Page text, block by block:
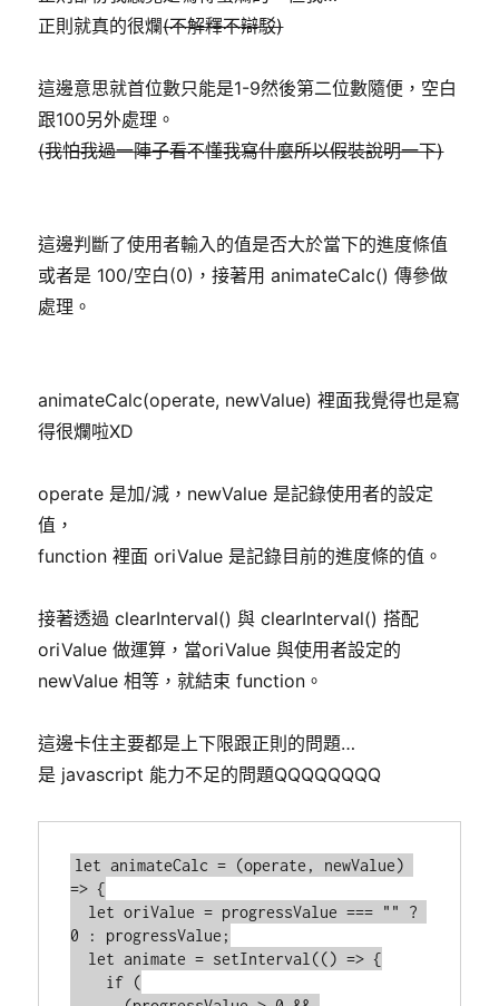
正則就真的很爛(不解釋不辯駁)
這邊意思就首位數只能是1-9然後第二位數隨便，空白
跟100另外處理。
(我怕我過一陣子看不懂我寫什麼所以假裝說明一下)
這邊判斷了使用者輸入的值是否大於當下的進度條值
或者是 100/空白(0)，接著用 animateCalc() 傳參做
處理。
animateCalc(operate, newValue) 裡面我覺得也是寫
得很爛啦XD
operate 是加/減，newValue 是記錄使用者的設定
值，
function 裡面 oriValue 是記錄目前的進度條的值。
接著透過 clearInterval() 與 clearInterval() 搭配
oriValue 做運算，當oriValue 與使用者設定的
newValue 相等，就結束 function。
這邊卡住主要都是上下限跟正則的問題…
是 javascript 能力不足的問題QQQQQQQQ
let animateCalc = (operate, newValue)
=> {
0 : progressValue;